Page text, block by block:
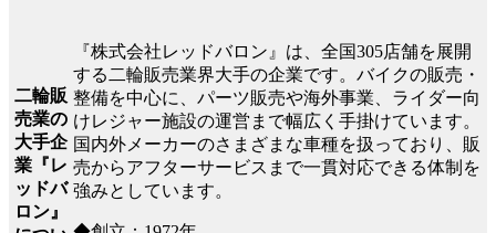
二輪販
売業の
大手企
業『レ
ッドバ
ロン』
『株式会社レッドバロン』は、全国305店舗を展開
する二輪販売業界大手の企業です。バイクの販売・
整備を中心に、パーツ販売や海外事業、ライダー向
けレジャー施設の運営まで幅広く手掛けています。
国内外メーカーのさまざまな車種を扱っており、販
売からアフターサービスまで一貫対応できる体制を
強みとしています。